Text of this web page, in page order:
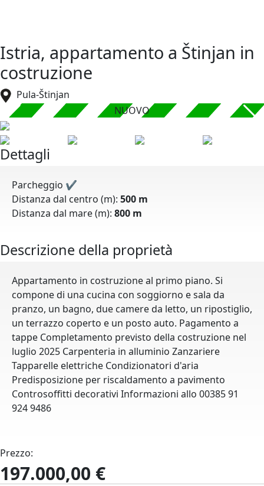
Istria, appartamento a Štinjan in
costruzione
Pula-Štinjan
NUOVO
Dettagli
Parcheggio ✔
Distanza dal centro (m): 500 m
Distanza dal mare (m): 800 m
Descrizione della proprietà
Appartamento in costruzione al primo piano. Si
compone di una cucina con soggiorno e sala da
pranzo, un bagno, due camere da letto, un ripostiglio,
un terrazzo coperto e un posto auto. Pagamento a
tappe Completamento previsto della costruzione nel
luglio 2025 Carpenteria in alluminio Zanzariere
Tapparelle elettriche Condizionatori d'aria
Predisposizione per riscaldamento a pavimento
Controsoffitti decorativi Informazioni allo 00385 91
924 9486
Prezzo:
197.000,00 €